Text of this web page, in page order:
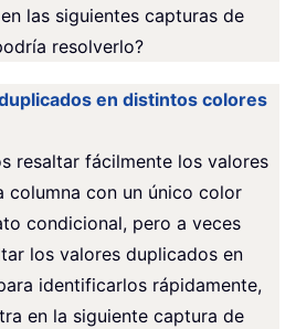
las siguientes capturas de
resolverlo?
en distintos colores
resaltar fácilmente los valores
columna con un único color
condicional, pero a veces
los valores duplicados en
identificarlos rápidamente,
en la siguiente captura de